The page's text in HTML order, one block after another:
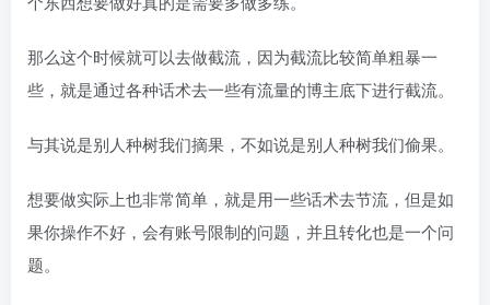
那么这个时候就可以去做截流，因为截流比较简单粗暴一
些，就是通过各种话术去一些有流量的博主底下进行截流。
与其说是别人种树我们摘果，不如说是别人种树我们偷果。
想要做实际上也非常简单，就是用一些话术去节流，但是如
果你操作不好，会有账号限制的问题，并且转化也是一个问
题。